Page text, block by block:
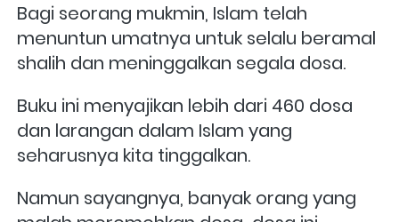
Bagi seorang mukmin, Islam telah
menuntun umatnya untuk selalu beramal
shalih dan meninggalkan segala dosa.
Buku ini menyajikan lebih dari 460 dosa
dan larangan dalam Islam yang
seharusnya kita tinggalkan.
Namun sayangnya, banyak orang yang